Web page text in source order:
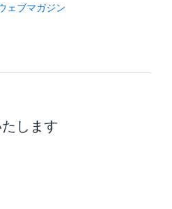
ェブマガジン
します